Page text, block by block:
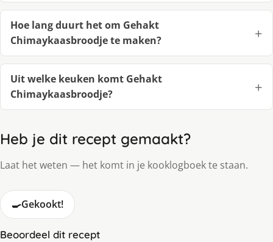
Hoe lang duurt het om Gehakt
Chimaykaasbroodje te maken?
Uit welke keuken komt Gehakt
Chimaykaasbroodje?
Heb je dit recept gemaakt?
Laat het weten — het komt in je kooklogboek te staan.
🍳Gekookt!
Beoordeel dit recept